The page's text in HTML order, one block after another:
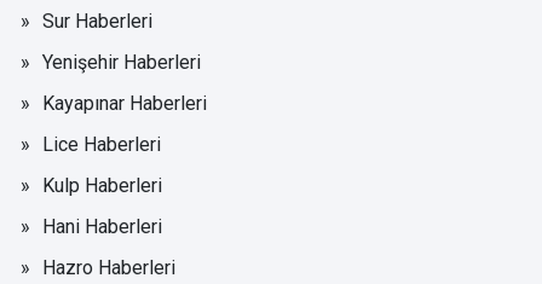
Sur Haberleri
Yenişehir Haberleri
Kayapınar Haberleri
Lice Haberleri
Kulp Haberleri
Hani Haberleri
Hazro Haberleri